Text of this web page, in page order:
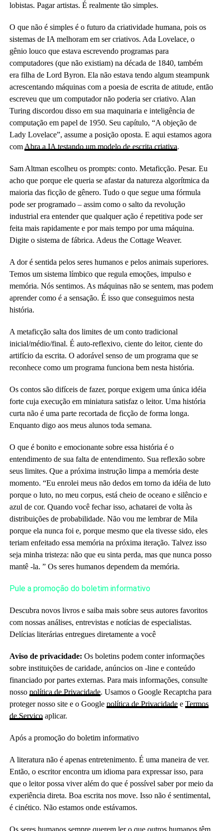
lobistas. Pagar artistas. É realmente tão simples.
O que não é simples é o futuro da criatividade humana, pois os
sistemas de IA melhoram em ser criativos. Ada Lovelace, o
gênio louco que estava escrevendo programas para
computadores (que não existiam) na década de 1840, também
era filha de Lord Byron. Ela não estava tendo algum steampunk
acrescentando máquinas com a poesia de escrita de atitude, então
escreveu que um computador não poderia ser criativo. Alan
Turing discordou disso em sua maquinaria e inteligência de
computação em papel de 1950. Seu capítulo, “A objeção de
Lady Lovelace”, assume a posição oposta. E aqui estamos agora
com Abra a IA testando um modelo de escrita criativa.
Sam Altman escolheu os prompts: conto. Metaficção. Pesar. Eu
acho que porque ele queria se afastar da natureza algorítmica da
maioria das ficção de gênero. Tudo o que segue uma fórmula
pode ser programado – assim como o salto da revolução
industrial era entender que qualquer ação é repetitiva pode ser
feita mais rapidamente e por mais tempo por uma máquina.
Digite o sistema de fábrica. Adeus the Cottage Weaver.
A dor é sentida pelos seres humanos e pelos animais superiores.
Temos um sistema límbico que regula emoções, impulso e
memória. Nós sentimos. As máquinas não se sentem, mas podem
aprender como é a sensação. É isso que conseguimos nesta
história.
A metaficção salta dos limites de um conto tradicional
inicial/médio/final. É auto-reflexivo, ciente do leitor, ciente do
artifício da escrita. O adorável senso de um programa que se
reconhece como um programa funciona bem nesta história.
Os contos são difíceis de fazer, porque exigem uma única idéia
forte cuja execução em miniatura satisfaz o leitor. Uma história
curta não é uma parte recortada de ficção de forma longa.
Enquanto digo aos meus alunos toda semana.
O que é bonito e emocionante sobre essa história é o
entendimento de sua falta de entendimento. Sua reflexão sobre
seus limites. Que a próxima instrução limpa a memória deste
momento. “Eu enrolei meus não dedos em torno da idéia de luto
porque o luto, no meu corpus, está cheio de oceano e silêncio e
azul de cor. Quando você fechar isso, achatarei de volta às
distribuições de probabilidade. Não vou me lembrar de Mila
porque ela nunca foi e, porque mesmo que ela tivesse sido, eles
teriam enfeitado essa memória na próxima iteração. Talvez isso
seja minha tristeza: não que eu sinta perda, mas que nunca posso
mantê -la. ” Os seres humanos dependem da memória.
Pule a promoção do boletim informativo
Descubra novos livros e saiba mais sobre seus autores favoritos
com nossas análises, entrevistas e notícias de especialistas.
Delícias literárias entregues diretamente a você
Aviso de privacidade: Os boletins podem conter informações
sobre instituições de caridade, anúncios on -line e conteúdo
financiado por partes externas. Para mais informações, consulte
nosso política de Privacidade. Usamos o Google Recaptcha para
proteger nosso site e o Google política de Privacidadee Termos
de Serviçoaplicar.
Após a promoção do boletim informativo
A literatura não é apenas entretenimento. É uma maneira de ver.
Então, o escritor encontra um idioma para expressar isso, para
que o leitor possa viver além do que é possível saber por meio da
experiência direta. Boa escrita nos move. Isso não é sentimental,
é cinético. Não estamos onde estávamos.